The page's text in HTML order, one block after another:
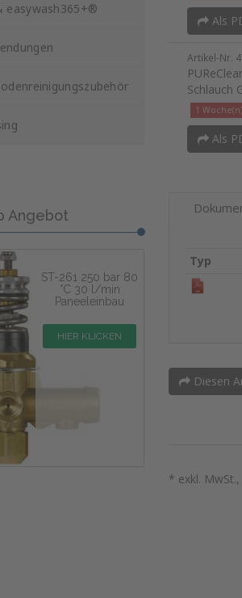
easywash365+®
Angebot
ST-261 250 bar 80
°C 30 l/min
Paneeleinbau
HIER KLICKEN
Als
Artikel-Nr.
Schlauch
1
Als
Typ
Diesen
* exkl. MwSt.,